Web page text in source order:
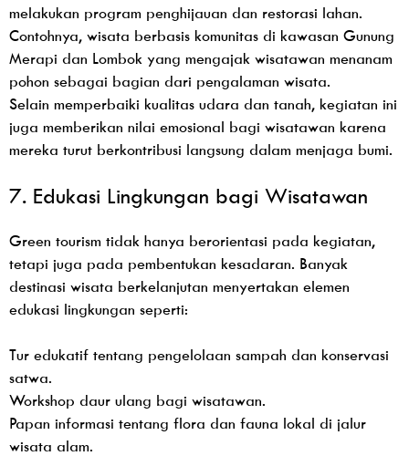
melakukan program penghijauan dan restorasi lahan.
Contohnya, wisata berbasis komunitas di kawasan Gunung
Merapi dan Lombok yang mengajak wisatawan menanam
pohon sebagai bagian dari pengalaman wisata.
Selain memperbaiki kualitas udara dan tanah, kegiatan ini
juga memberikan nilai emosional bagi wisatawan karena
mereka turut berkontribusi langsung dalam menjaga bumi.
7. Edukasi Lingkungan bagi Wisatawan
Green tourism tidak hanya berorientasi pada kegiatan,
tetapi juga pada pembentukan kesadaran. Banyak
destinasi wisata berkelanjutan menyertakan elemen
edukasi lingkungan seperti:
Tur edukatif tentang pengelolaan sampah dan konservasi
satwa.
Workshop daur ulang bagi wisatawan.
Papan informasi tentang flora dan fauna lokal di jalur
wisata alam.